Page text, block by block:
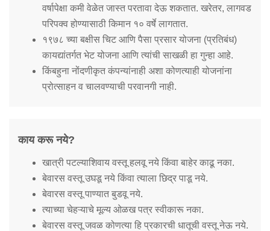
वर्षापेक्षा कमी वेळेत जास्त परतावा देऊ शकतात. खरेतर, लागवड
परिपक्व होण्यासाठी किमान १० वर्षे लागतात.
१९७८ च्या बक्षीस चिट आणि पैसा प्रसार योजना (प्रतिबंध)
कायद्यांतर्गत भेट योजना आणि त्यांची साखळी हा गुन्हा आहे.
किंबहुना नोंदणीकृत कंपन्यांनाही अशा कोणत्याही योजनांना
प्रोत्साहन व चालवण्याची परवानगी नाही.
काय करू नये?
खात्री पटल्याशिवाय वस्तू हलवू नये किंवा बाहेर काढू नका.
बेवारस वस्तू उघडू नये किंवा त्याला छिद्र पाडू नये.
बेवारस वस्तू पाण्यात बुडवू नये.
त्याच्या चेहऱ्याचे मूल्य ओळख पत्र स्वीकारू नका.
बेवारस वस्तू जवळ कोणत्या हि प्रकारची धातूची वस्तू नेऊ नये.